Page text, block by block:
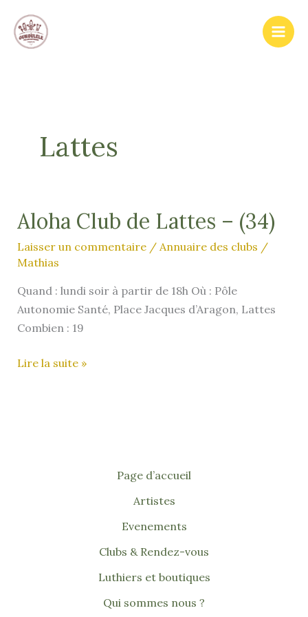
contenu
Lattes
Aloha Club de Lattes – (34)
Laisser un commentaire / Annuaire des clubs /
Mathias
Quand : lundi soir à partir de 18h Où : Pôle
Autonomie Santé, Place Jacques d’Aragon, Lattes
Combien : 19
Aloha
Lire la suite »
Page d’accueil
Artistes
Evenements
Clubs & Rendez-vous
Luthiers et boutiques
Qui sommes nous ?